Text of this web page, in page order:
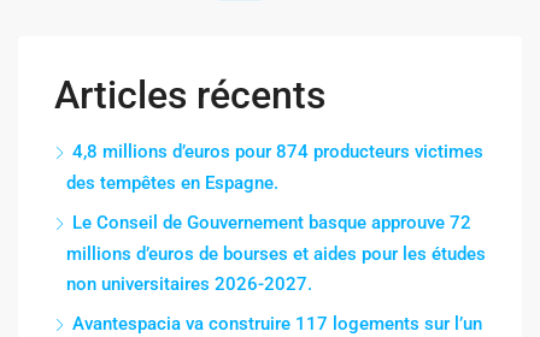
Articles récents
4,8 millions d’euros pour 874 producteurs victimes
des tempêtes en Espagne.
Le Conseil de Gouvernement basque approuve 72
millions d’euros de bourses et aides pour les études
non universitaires 2026-2027.
Avantespacia va construire 117 logements sur l’un